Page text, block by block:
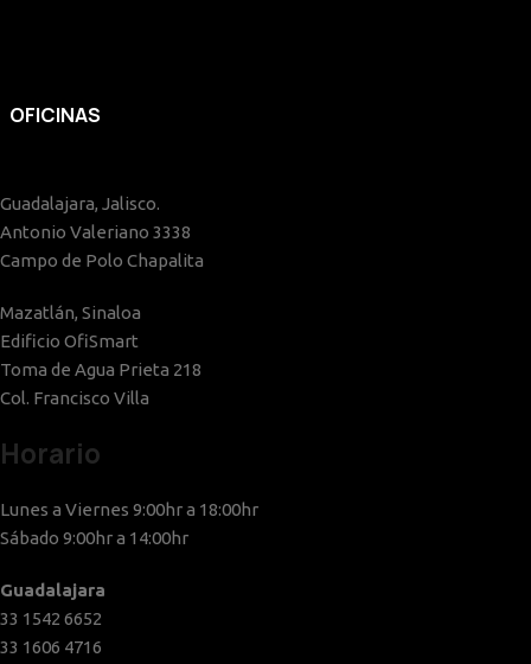
OFICINAS
Guadalajara, Jalisco.
Antonio Valeriano 3338
Campo de Polo Chapalita
Mazatlán, Sinaloa
Edificio OfiSmart
Toma de Agua Prieta 218
Col. Francisco Villa
Horario
Lunes a Viernes 9:00hr a 18:00hr
Sábado 9:00hr a 14:00hr
Guadalajara
33 1542 6652
33 1606 4716